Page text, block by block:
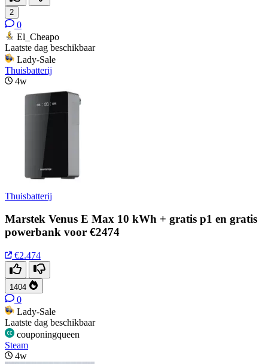
2
0
El_Cheapo
Laatste dag beschikbaar
Lady-Sale
Thuisbatterij
4w
Thuisbatterij
Marstek Venus E Max 10 kWh + gratis p1 en gratis
powerbank voor €2474
€2.474
1404
0
Lady-Sale
Laatste dag beschikbaar
couponingqueen
Steam
4w